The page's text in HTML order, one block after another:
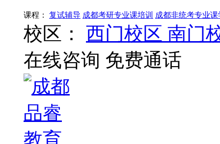
课程： 复试辅导 成都考研专业课培训 成都非统考专业课
校区： 西门校区 南门
在线咨询 免费通话